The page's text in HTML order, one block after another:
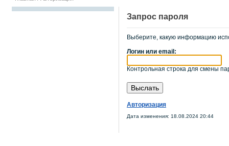
Запрос пароля
Выберите, какую информацию
Логин или email:
Контрольная строка для смены
Авторизация
Дата изменения: 18.08.2024 20:44